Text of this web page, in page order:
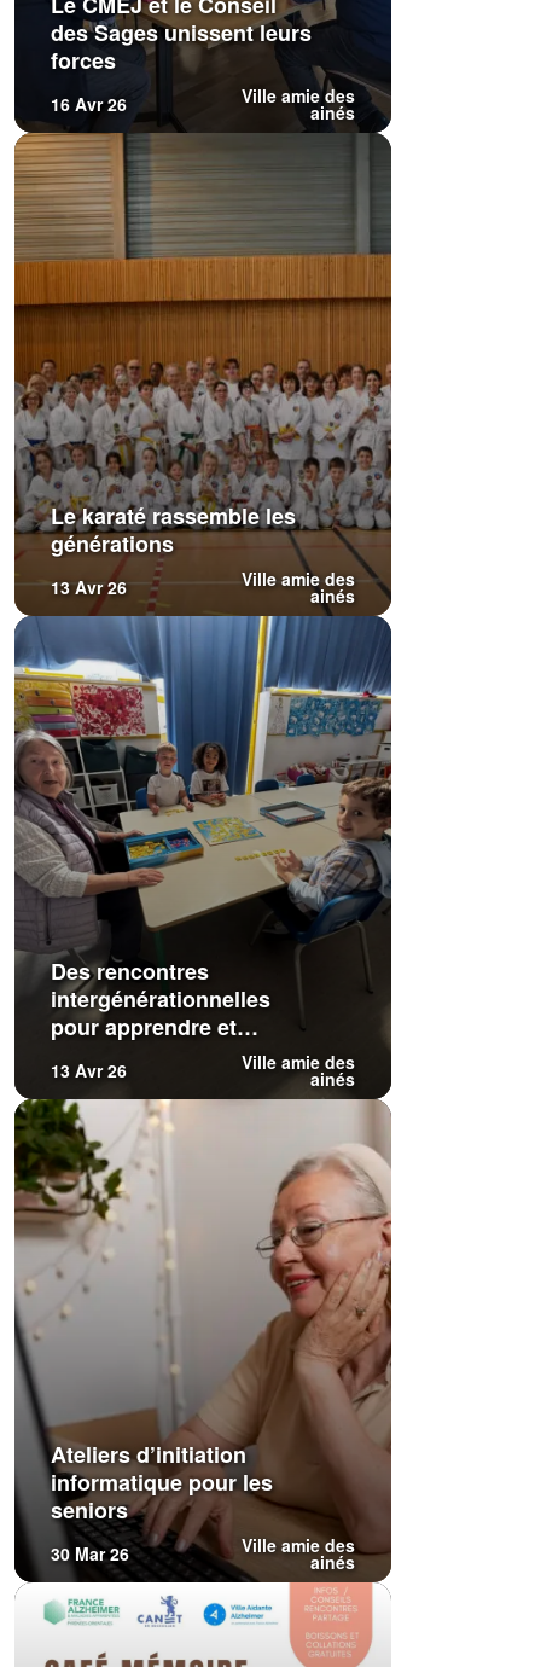
des Sages unissent leurs
forces
16 Avr 26 Ville amie des
ainés
Le karaté rassemble les
générations
13 Avr 26 Ville amie des
ainés
Des rencontres
intergénérationnelles
pour apprendre et
13 Avr 26 Ville amie des
ainés
Ateliers d’initiation
informatique pour les
seniors
30 Mar 26 Ville amie des
ainés